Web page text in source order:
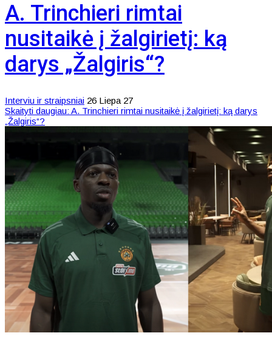
A. Trinchieri rimtai
nusitaikė į žalgirietį: ką
darys „Žalgiris“?
Interviu ir straipsniai 26 Liepa 27
Skaityti daugiau: A. Trinchieri rimtai nusitaikė į žalgirietį: ką darys
„Žalgiris“?